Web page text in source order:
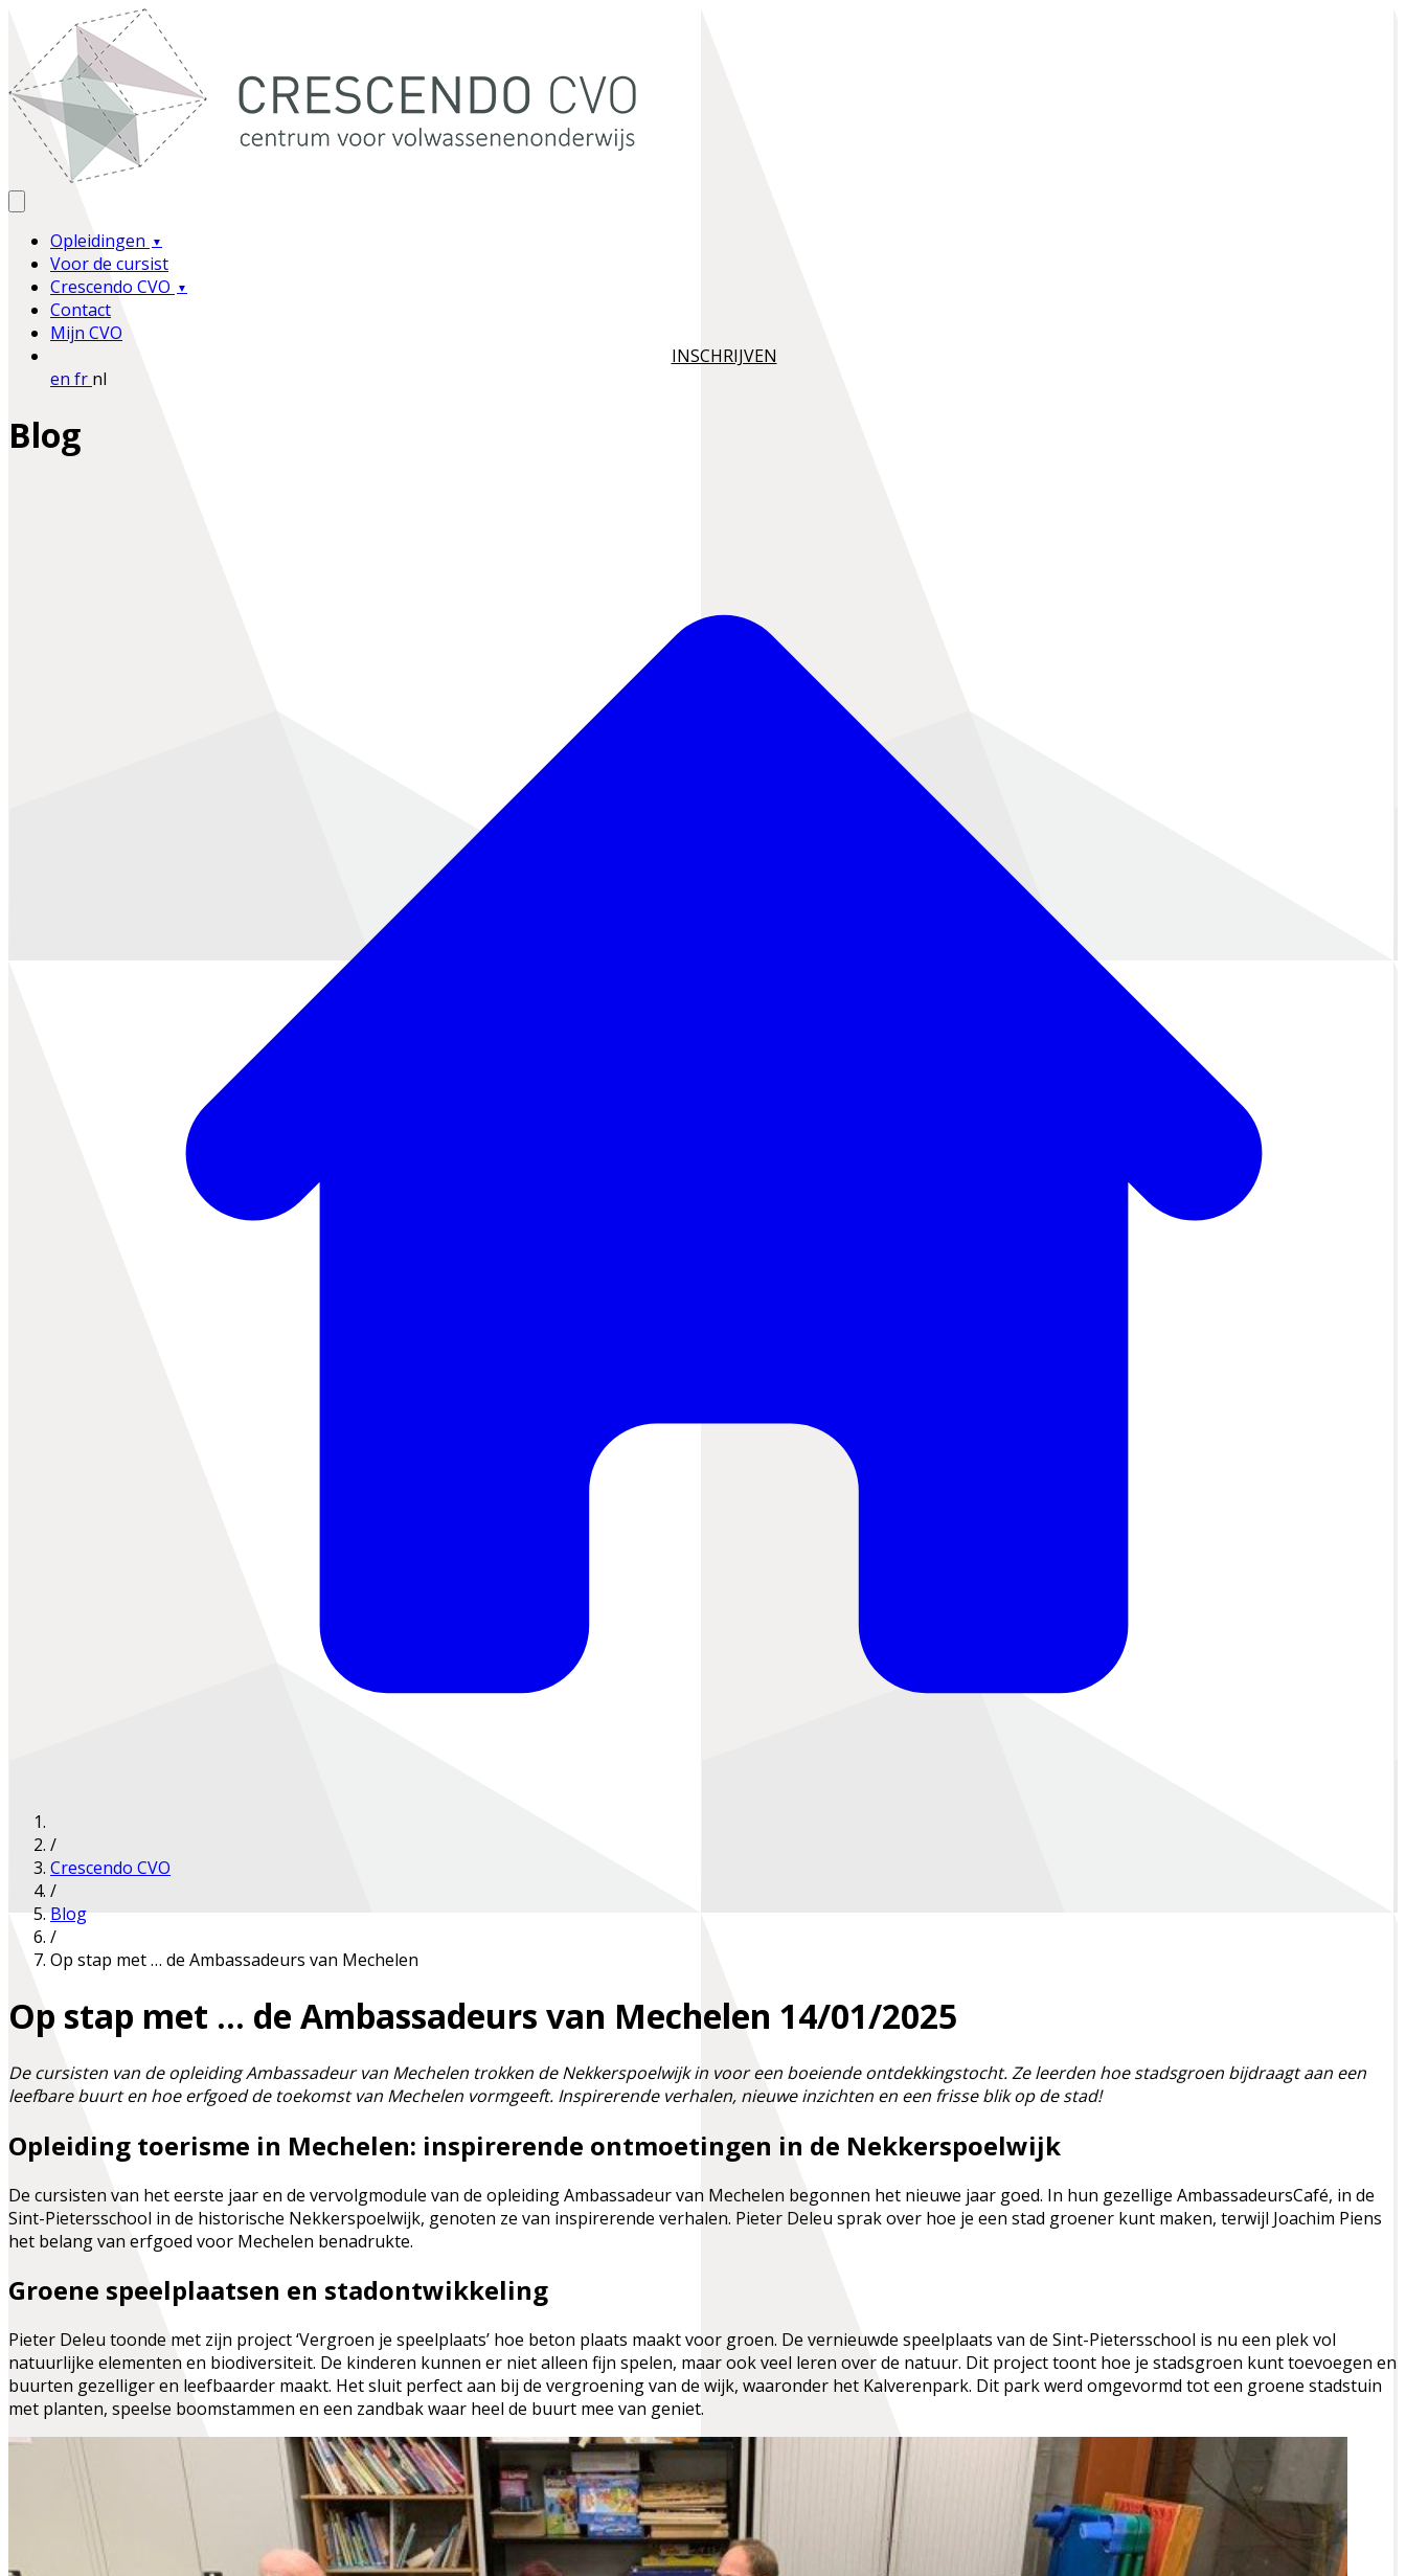
Opleidingen
Voor de cursist
Crescendo CVO
Contact
Mijn CVO
INSCHRIJVEN
en fr nl
Blog
/
Crescendo CVO
/
Blog
/
Op stap met … de Ambassadeurs van Mechelen
Op stap met … de Ambassadeurs van Mechelen 14/01/2025
De cursisten van de opleiding Ambassadeur van Mechelen trokken de Nekkerspoelwijk in voor een boeiende ontdekkingstocht. Ze leerden hoe stadsgroen bijdraagt aan een
leefbare buurt en hoe erfgoed de toekomst van Mechelen vormgeeft. Inspirerende verhalen, nieuwe inzichten en een frisse blik op de stad!
Opleiding toerisme in Mechelen: inspirerende ontmoetingen in de Nekkerspoelwijk
De cursisten van het eerste jaar en de vervolgmodule van de opleiding Ambassadeur van Mechelen begonnen het nieuwe jaar goed. In hun gezellige AmbassadeursCafé, in de
Sint-Pietersschool in de historische Nekkerspoelwijk, genoten ze van inspirerende verhalen. Pieter Deleu sprak over hoe je een stad groener kunt maken, terwijl Joachim Piens
het belang van erfgoed voor Mechelen benadrukte.
Groene speelplaatsen en stadontwikkeling
Pieter Deleu toonde met zijn project ‘Vergroen je speelplaats’ hoe beton plaats maakt voor groen. De vernieuwde speelplaats van de Sint-Pietersschool is nu een plek vol
natuurlijke elementen en biodiversiteit. De kinderen kunnen er niet alleen fijn spelen, maar ook veel leren over de natuur. Dit project toont hoe je stadsgroen kunt toevoegen en
buurten gezelliger en leefbaarder maakt. Het sluit perfect aan bij de vergroening van de wijk, waaronder het Kalverenpark. Dit park werd omgevormd tot een groene stadstuin
met planten, speelse boomstammen en een zandbak waar heel de buurt mee van geniet.